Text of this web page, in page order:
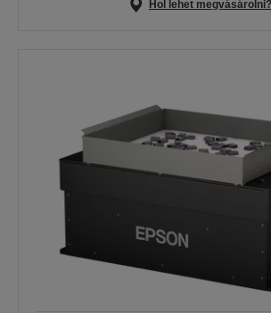
Hol lehet megvásárolni?